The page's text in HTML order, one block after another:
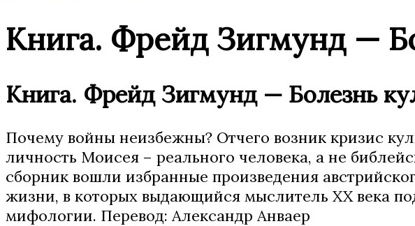
Книга. Фрейд Зигмунд —
Книга. Фрейд Зигмунд — Болезнь
Почему войны неизбежны? Отчего возник кризис
личность Моисея – реального человека, а не
сборник вошли избранные произведения
жизни, в которых выдающийся мыслитель XX века
мифологии. Перевод: Александр Анваер